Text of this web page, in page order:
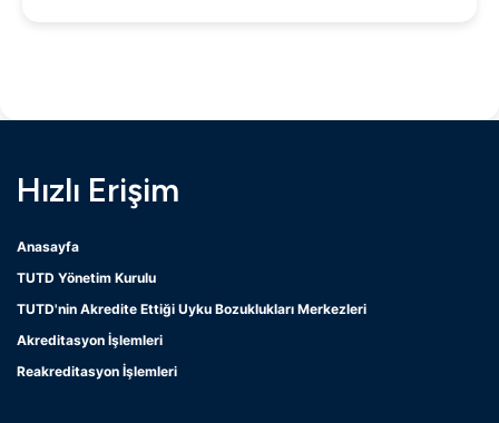
Hızlı Erişim
Anasayfa
TUTD Yönetim Kurulu
TUTD'nin Akredite Ettiği Uyku Bozuklukları Merkezleri
Akreditasyon İşlemleri
Reakreditasyon İşlemleri